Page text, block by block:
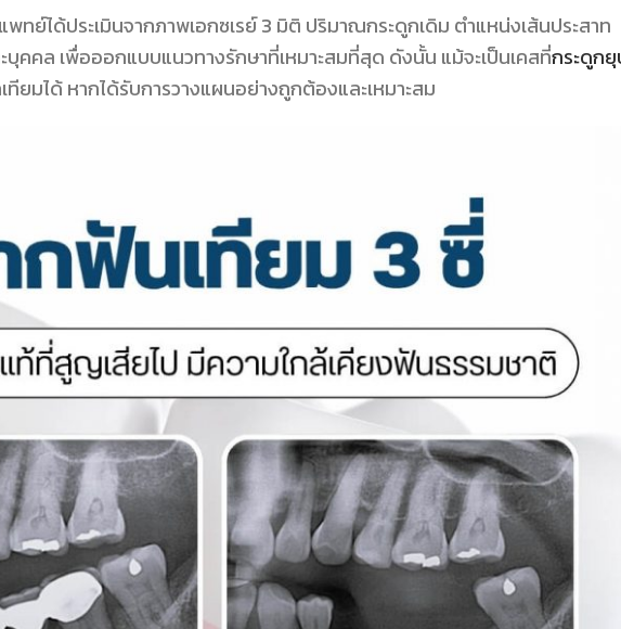
ทย์ได้ประเมินจากภาพเอกซเรย์ 3 มิติ ปริมาณกระดูกเดิม ตำแหน่งเส้นประสาท
คคล เพื่อออกแบบแนวทางรักษาที่เหมาะสมที่สุด ดังนั้น แม้จะเป็นเคสที่กระดูก
ทียมได้ หากได้รับการวางแผนอย่างถูกต้องและเหมาะสม